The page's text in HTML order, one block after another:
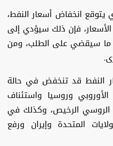
يتوقع انخفاض أسعار النفط،
فإن ذلك سيؤدي إلى
ما سيقضي على الطلب، ومن
النفط قد تنخفض في حالة
الأوروبي وروسيا واستئناف
الروسي الرخيص، وكذلك في
المتحدة وإيران ورفع